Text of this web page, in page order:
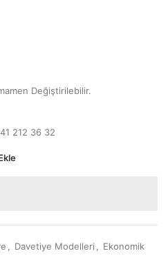
Değiştirilebilir.
212 36 32
, Davetiye Modelleri , Ekonomik